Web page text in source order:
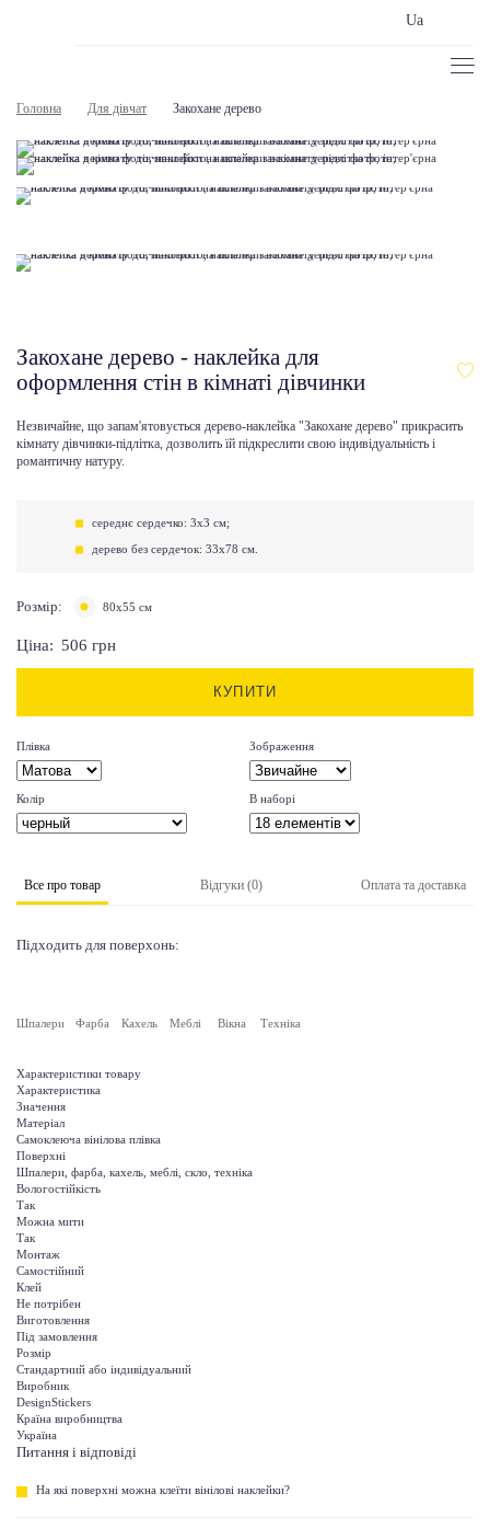
Ua
Головна Для дівчат Закохане дерево
Закохане дерево - наклейка для
оформлення стін в кімнаті дівчинки
Незвичайне, що запам'ятовується дерево-наклейка "Закохане дерево" прикрасить
кімнату дівчинки-підлітка, дозволить їй підкреслити свою індивідуальність і
романтичну натуру.
середнє сердечко: 3х3 см;
дерево без сердечок: 33х78 см.
Розмір: 80х55 см
Ціна: 506 грн
КУПИТИ
Плівка Зображення
Колір В наборі
Все про товар Відгуки (0) Оплата та доставка
Підходить для поверхонь:
Шпалери Фарба Кахель Меблі Вікна Техніка
Характеристики товару
Характеристика
Значення
Матеріал
Самоклеюча вінілова плівка
Поверхні
Шпалери, фарба, кахель, меблі, скло, техніка
Вологостійкість
Так
Можна мити
Так
Монтаж
Самостійний
Клей
Не потрібен
Виготовлення
Під замовлення
Розмір
Стандартний або індивідуальний
Виробник
DesignStickers
Країна виробництва
Україна
Питання і відповіді
На які поверхні можна клеїти вінілові наклейки?